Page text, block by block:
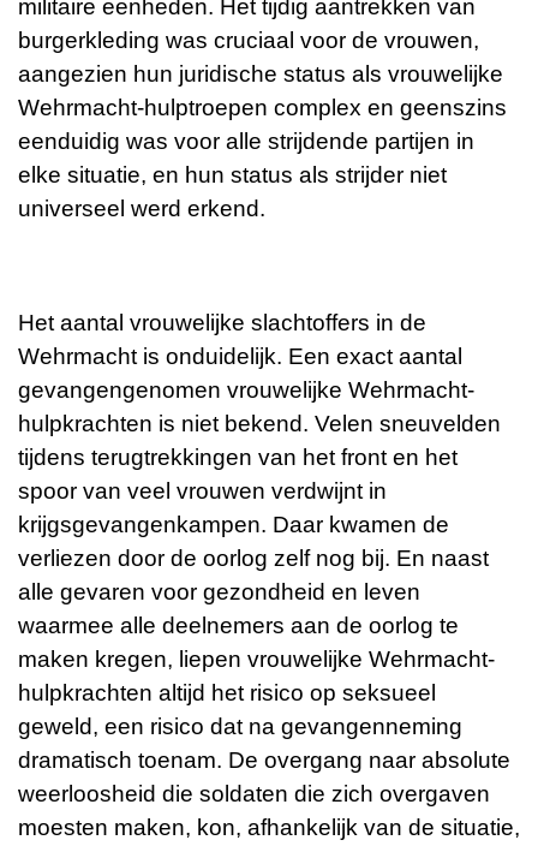
militaire eenheden. Het tijdig aantrekken van
burgerkleding was cruciaal voor de vrouwen,
aangezien hun juridische status als vrouwelijke
Wehrmacht-hulptroepen complex en geenszins
eenduidig ​​was voor alle strijdende partijen in
elke situatie, en hun status als strijder niet
universeel werd erkend.
Het aantal vrouwelijke slachtoffers in de
Wehrmacht is onduidelijk. Een exact aantal
gevangengenomen vrouwelijke Wehrmacht-
hulpkrachten is niet bekend. Velen sneuvelden
tijdens terugtrekkingen van het front en het
spoor van veel vrouwen verdwijnt in
krijgsgevangenkampen. Daar kwamen de
verliezen door de oorlog zelf nog bij. En naast
alle gevaren voor gezondheid en leven
waarmee alle deelnemers aan de oorlog te
maken kregen, liepen vrouwelijke Wehrmacht-
hulpkrachten altijd het risico op seksueel
geweld, een risico dat na gevangenneming
dramatisch toenam. De overgang naar absolute
weerloosheid die soldaten die zich overgaven
moesten maken, kon, afhankelijk van de situatie,